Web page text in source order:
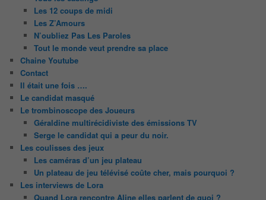
Les 12 coups de midi
Les Z’Amours
N’oubliez Pas Les Paroles
Tout le monde veut prendre sa place
Chaine Youtube
Contact
Il était une fois ….
Le candidat masqué
Le trombinoscope des Joueurs
Géraldine multirécidiviste des émissions TV
Serge le candidat qui a peur du noir.
Les coulisses des jeux
Les caméras d’un jeu plateau
Un plateau de jeu télévisé coûte cher, mais pourquoi ?
Les interviews de Lora
Quand Lora rencontre Aline elles parlent de quoi ?